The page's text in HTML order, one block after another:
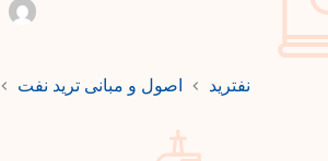
نفترید اصول و مبانی ترید نفت